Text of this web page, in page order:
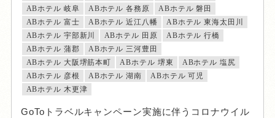
ABホテル 岐阜
ABホテル 各務原
ABホテル 磐田
ABホテル 富士
ABホテル 近江八幡
ABホテル 東海太田川
ABホテル 宇部新川
ABホテル 田原
ABホテル 行橋
ABホテル 蒲郡
ABホテル 三河豊田
ABホテル 大阪堺筋本町
ABホテル 堺東
ABホテル 塩尻
ABホテル 彦根
ABホテル 湖南
ABホテル 可児
ABホテル 木更津
GoToトラベルキャンペーン実施に伴うコロナウイル